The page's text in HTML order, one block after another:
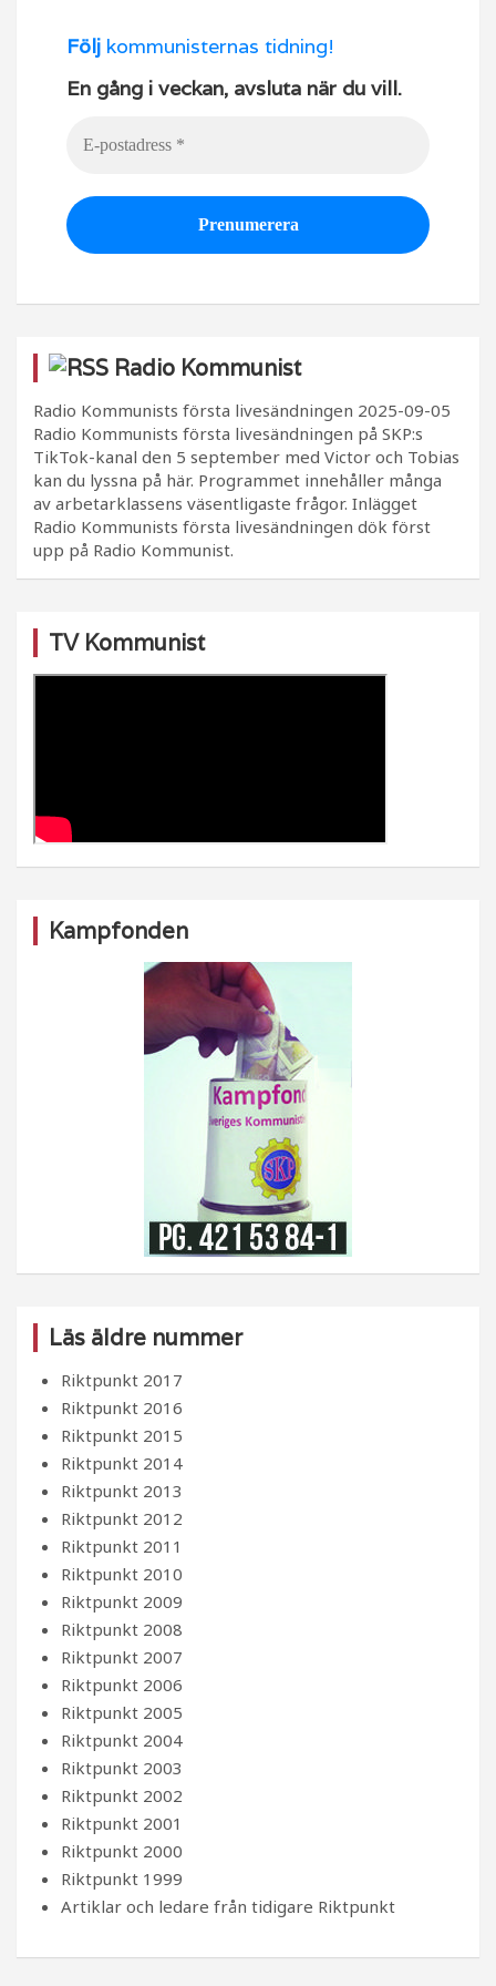
Följ kommunisternas tidning!
En gång i veckan, avsluta när du vill.
Radio Kommunist
Radio Kommunists första livesändningen 2025-09-05
Radio Kommunists första livesändningen på SKP:s
TikTok-kanal den 5 september med Victor och Tobias
kan du lyssna på här. Programmet innehåller många
av arbetarklassens väsentligaste frågor. Inlägget
Radio Kommunists första livesändningen dök först
upp på Radio Kommunist.
TV Kommunist
Kampfonden
Läs äldre nummer
Riktpunkt 2017
Riktpunkt 2016
Riktpunkt 2015
Riktpunkt 2014
Riktpunkt 2013
Riktpunkt 2012
Riktpunkt 2011
Riktpunkt 2010
Riktpunkt 2009
Riktpunkt 2008
Riktpunkt 2007
Riktpunkt 2006
Riktpunkt 2005
Riktpunkt 2004
Riktpunkt 2003
Riktpunkt 2002
Riktpunkt 2001
Riktpunkt 2000
Riktpunkt 1999
Artiklar och ledare från tidigare Riktpunkt